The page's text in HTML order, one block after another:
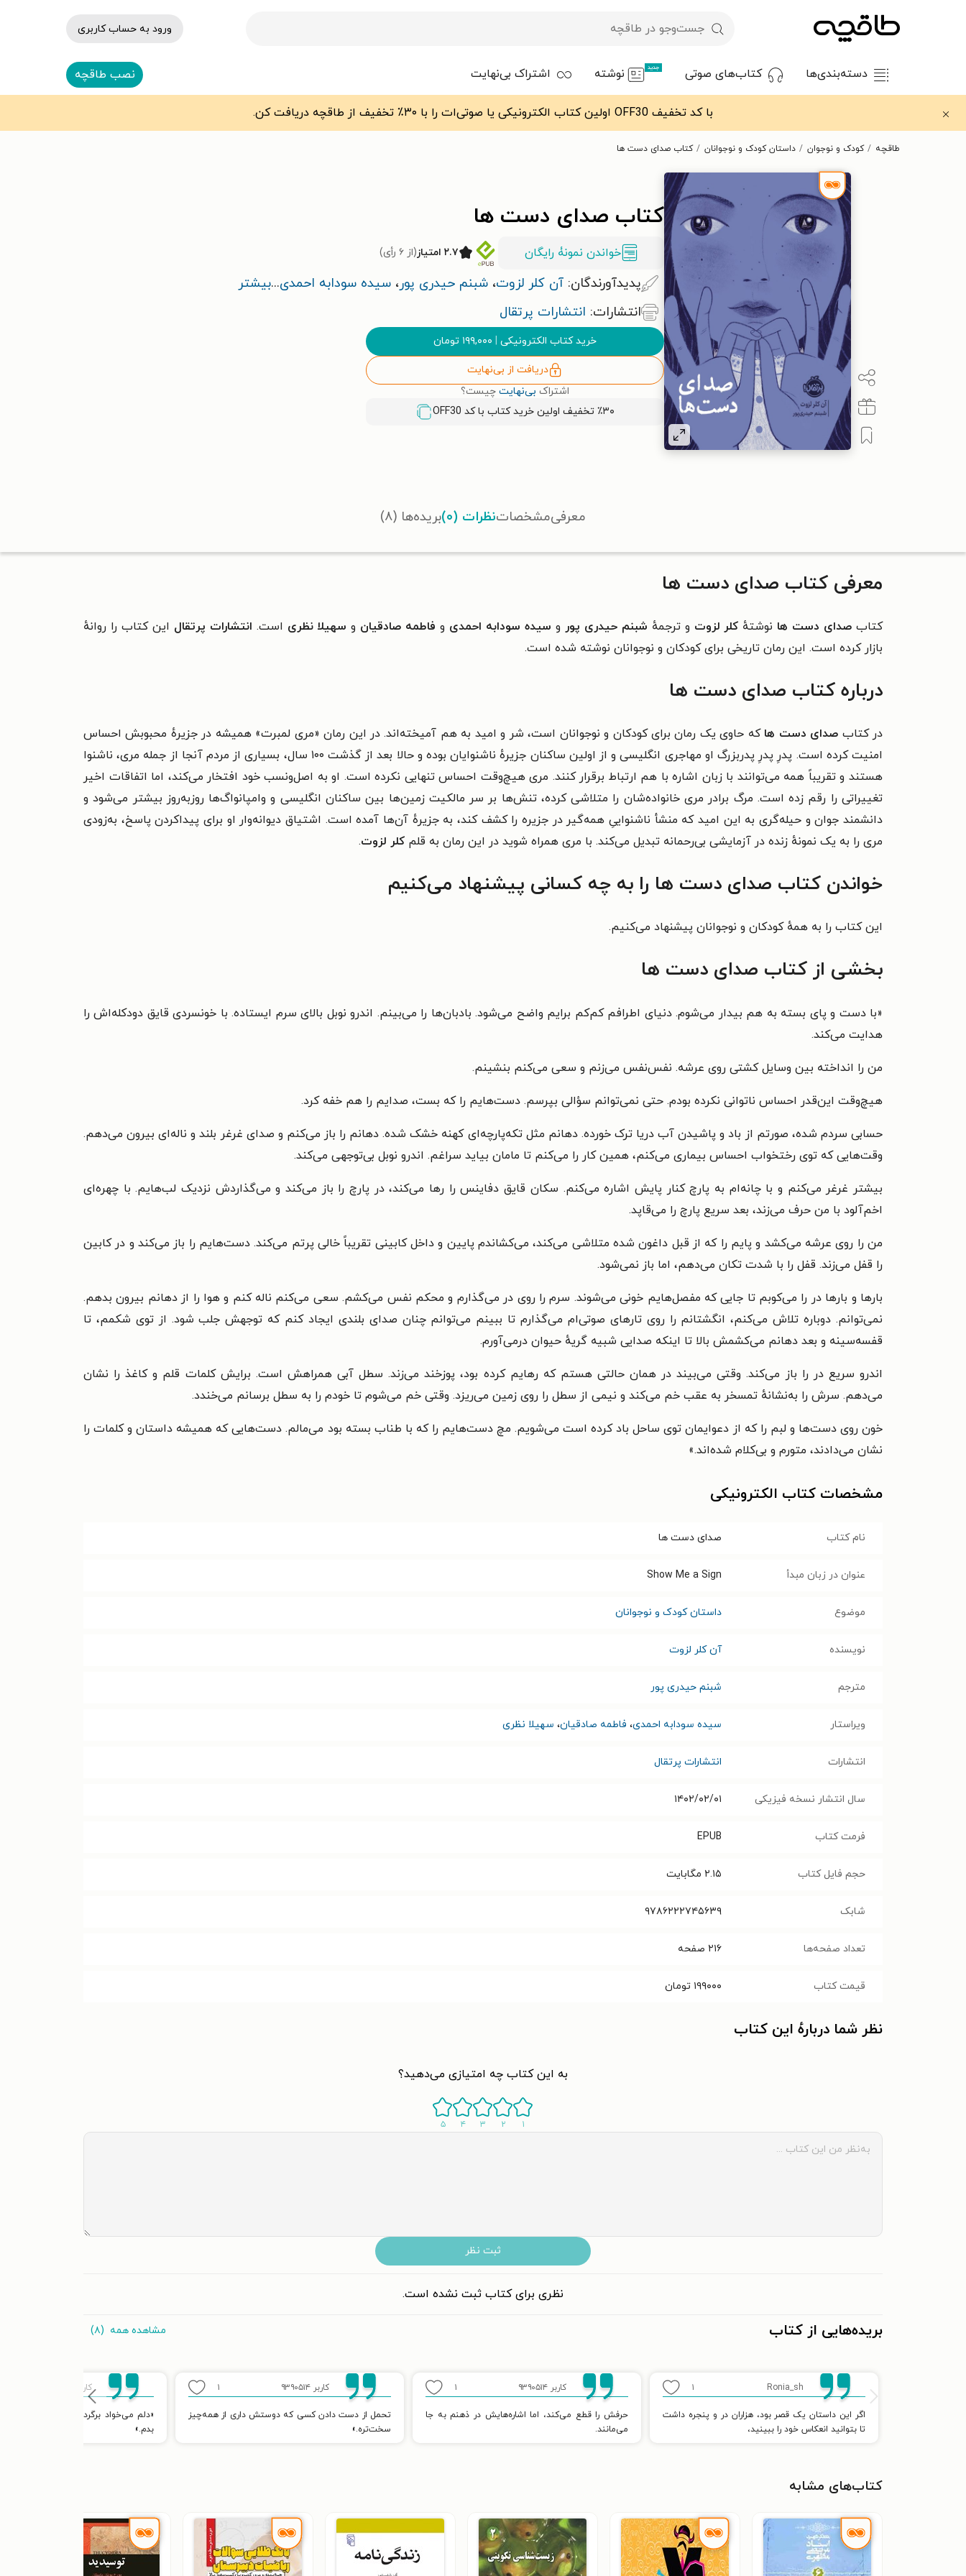
ورود به حساب کاربری
دسته‌بندی‌ها کتاب‌های صوتی جدید نوشته اشتراک بی‌نهایت نصب طاقچه
با کد تخفیف OFF30 اولین کتاب الکترونیکی یا صوتی‌ات را با ۳۰٪ تخفیف از طاقچه دریافت کن.
طاقچه کودک و نوجوان داستان کودک و نوجوانان کتاب صدای دست ها
کتاب صدای دست ها
خواندن نمونۀ رایگان ۲.۷ امتیاز (از ۶ رأی)
پدیدآورندگان: آن کلر لزوت، شبنم حیدری پور، سیده سودابه احمدی...بیشتر
انتشارات: انتشارات پرتقال
خرید کتاب الکترونیکی | ۱۹۹,۰۰۰ تومان
دریافت از بی‌نهایت
اشتراک بی‌نهایت چیست؟
٪۳۰ تخفیف اولین خرید کتاب با کد
OFF30
معرفیمشخصاتنظرات (۰) بریده‌ها (۸)
معرفی کتاب صدای دست ها
کتاب صدای دست ها نوشتهٔ کلر لزوت و ترجمهٔ شبنم حیدری پور و سیده سودابه احمدی و فاطمه صادقیان و سهیلا نظری است. انتشارات پرتقال این کتاب را روانهٔ
بازار کرده است. این رمان تاریخی برایکودکان و نوجوانان نوشته شده است.
درباره کتاب صدای دست ها
در کتاب صدای دست ها که حاوی یک رمان برای کودکان و نوجوانان است، شر و امید به هم آمیخته‌اند. در این رمان «مری لمبرت» همیشه در جزیرهٔ محبوبش احساس
امنیت کرده است. پدرِ پدرِ پدربزرگ او مهاجری انگلیسی و از اولین ساکنان جزیرهٔ ناشنوایان بوده و حالا بعد از گذشت ۱۰۰ سال، بسیاری از مردم آنجا از جمله مری، ناشنوا
هستند و تقریباً همه می‌توانند با زبان اشاره با هم ارتباط برقرار کنند. مری هیچ‌وقت احساس تنهایی نکرده است. او به اصل‌ونسب خود افتخار می‌کند، اما اتفاقات اخیر
تغییراتی را رقم زده است. مرگ برادر مری خانواده‌شان را متلاشی کرده، تنش‌ها بر سر مالکیت زمین‌ها بین ساکنان انگلیسی و وامپانواگ‌ها روز‌به‌روز بیشتر می‌شود و
دانشمند جوان و حیله‌گری به این امید که منشأ ناشنواییِ همه‌گیر در جزیره را کشف کند، به جزیرهٔ آن‌ها آمده است. اشتیاق دیوانه‌وار او برای پیداکردن پاسخ، به‌زودی
مری را به یک نمونهٔ زنده در آزمایشی بی‌رحمانه تبدیل می‌کند. با مری همراه شوید در این رمان به قلم کلر لزوت.
خواندن کتاب صدای دست ها را به چه کسانی پیشنهاد می‌کنیم
این کتاب را به همهٔ کودکان و نوجوانان پیشنهاد می‌کنیم.
بخشی از کتاب صدای دست ها
«با دست و پای بسته به هم بیدار می‌شوم. دنیای اطرافم کم‌کم برایم واضح می‌شود. بادبان‌ها را می‌بینم. اندرو نوبل بالای سرم ایستاده. با خونسردی قایق دودکله‌اش را
هدایت می‌کند.
من را انداخته بین وسایل کشتی روی عرشه. نفس‌نفس می‌زنم و سعی می‌کنم بنشینم.
هیچ‌وقت این‌قدر احساس ناتوانی نکرده بودم. حتی نمی‌توانم سؤالی بپرسم. دست‌هایم را که بست، صدایم را هم خفه کرد.
حسابی سردم شده، صورتم از باد و پاشیدن آب دریا ترک خورده. دهانم مثل تکه‌پارچه‌ای کهنه خشک شده. دهانم را باز می‌کنم و صدای غرغر بلند و ناله‌ای بیرون می‌دهم.
وقت‌هایی که توی رختخواب احساس بیماری می‌کنم، همین کار را می‌کنم تا مامان بیاید سراغم. اندرو نوبل بی‌توجهی می‌کند.
بیشتر غرغر می‌کنم و با چانه‌ام به پارچ کنار پایش اشاره می‌کنم. سکان قایق دفاینس را رها می‌کند، در پارچ را باز می‌کند و می‌گذاردش نزدیک لب‌هایم. با چهره‌ای
اخم‌آلود با من حرف می‌زند، بعد سریع پارچ را می‌قاپد.
من را روی عرشه می‌کشد و پایم را که از قبل داغون شده متلاشی می‌کند، می‌کشاندم پایین و داخل کابینی تقریباً خالی پرتم می‌کند. دست‌هایم را باز می‌کند و در کابین
را قفل می‌زند. قفل را با شدت تکان می‌دهم، اما باز نمی‌شود.
بارها و بارها در را می‌کوبم تا جایی که مفصل‌هایم خونی می‌شوند. سرم را روی در می‌گذارم و محکم نفس می‌کشم. سعی می‌کنم ناله کنم و هوا را از دهانم بیرون بدهم.
نمی‌توانم. دوباره تلاش می‌کنم، انگشتانم را روی تارهای صوتی‌ام می‌گذارم تا ببینم می‌توانم چنان صدای بلندی ایجاد کنم که توجهش جلب شود. از توی شکمم، تا
قفسه‌سینه و بعد دهانم می‌کشمش بالا تا اینکه صدایی شبیه گریهٔ حیوان درمی‌آورم.
اندرو سریع در را باز می‌کند. وقتی می‌بیند در همان حالتی هستم که رهایم کرده بود، پوزخند می‌زند. سطل آبی همراهش است. برایش کلمات قلم و کاغذ را نشان
می‌دهم. سرش را به‌نشانهٔ تمسخر به عقب خم می‌کند و نیمی از سطل را روی زمین می‌ریزد. وقتی خم می‌شوم تا خودم را به سطل برسانم می‌خندد.
خون روی دست‌ها و لبم را که از دعوایمان توی ساحل باد کرده است می‌شویم. مچ دست‌هایم را که با طناب بسته بود می‌مالم. دست‌هایی که همیشه داستان و کلمات را
نشان می‌دادند، متورم و بی‌کلام شده‌اند.»
مشخصات کتاب الکترونیکی
نام کتاب صدای دست ها
عنوان در زبان مبدأ Show Me a Sign
موضوع داستان کودک و نوجوانان
نویسنده آن کلر لزوت
مترجم شبنم حیدری پور
ویراستار سیده سودابه احمدی، فاطمه صادقیان، سهیلا نظری
انتشارات انتشارات پرتقال
سال انتشار نسخه فیزیکی ۱۴۰۲/۰۲/۰۱
فرمت کتاب EPUB
حجم فایل کتاب ۲.۱۵ مگابایت
شابک ۹۷۸۶۲۲۲۷۴۵۶۳۹
تعداد صفحه‌ها ۲۱۶ صفحه
قیمت کتاب ۱۹۹۰۰۰ تومان
نظر شما دربارهٔ این کتاب
به این کتاب چه امتیازی می‌دهید؟
۱ ۲ ۳ ۴ ۵
ثبت نظر
نظری برای کتاب ثبت نشده است.
بریده‌هایی از کتاب مشاهده همه (۸)
Ronia_sh ۱
اگر این داستان یک قصر بود، هزاران در و پنجره داشت
تا بتوانید انعکاس خود را ببینید،
کاربر ۹۳۹۰۵۱۴ ۱
حرفش را قطع می‌کند، اما اشاره‌هایش در ذهنم به جا
می‌مانند.
کاربر ۹۳۹۰۵۱۴ ۱
تحمل از دست دادن کسی که دوستش داری از همه‌چیز
سخت‌تره.»
کاربر ۹۳۹۰۵۱۴
«دلم می‌خواد برگردم عقب و اتفاقی رو
بدم.»
کتاب‌های مشابه